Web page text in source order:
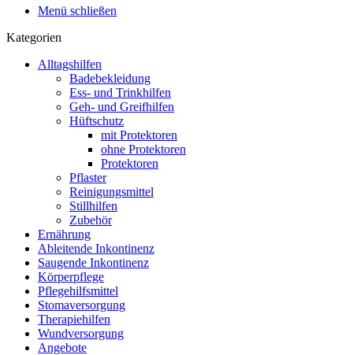
Menü schließen
Kategorien
Alltagshilfen
Badebekleidung
Ess- und Trinkhilfen
Geh- und Greifhilfen
Hüftschutz
mit Protektoren
ohne Protektoren
Protektoren
Pflaster
Reinigungsmittel
Stillhilfen
Zubehör
Ernährung
Ableitende Inkontinenz
Saugende Inkontinenz
Körperpflege
Pflegehilfsmittel
Stomaversorgung
Therapiehilfen
Wundversorgung
Angebote